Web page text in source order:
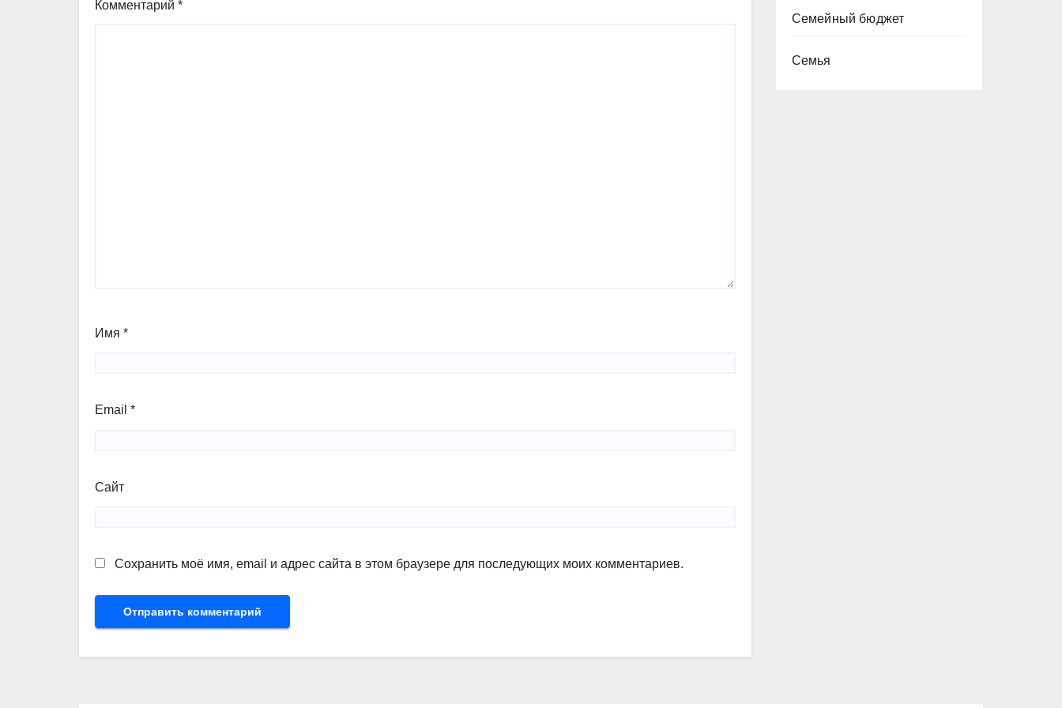
Комментарий *
Имя *
Email *
Сайт
Сохранить моё имя, email и адрес сайта в этом браузере для последующих моих комментариев.
Семейный бюджет
Семья